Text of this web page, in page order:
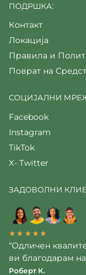
ПОДРШКА:
Контакт
Локација
Правила и
Поврат на
СОЦИЈАЛНИ
Facebook
Instagram
TikTok
X- Twitter
ЗАДОВОЛНИ
★★★★★
“Одличен
ви благодарам
Роберт К.